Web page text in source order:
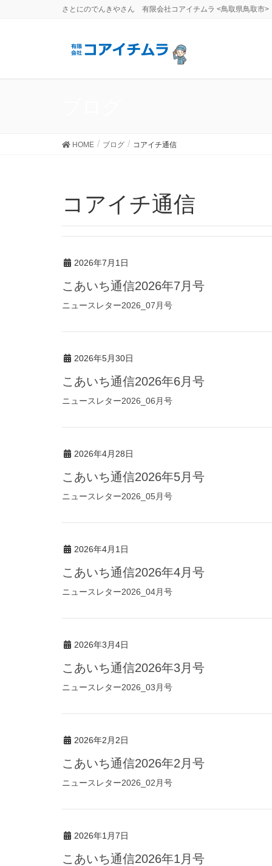
さとにのでんきやさん 有限会社コアイチムラ <鳥取県鳥取市>
HOME ブログ コアイチ通信
コアイチ通信
2026年7月1日
こあいち通信2026年7月号
ニュースレター2026_07月号
2026年5月30日
こあいち通信2026年6月号
ニュースレター2026_06月号
2026年4月28日
こあいち通信2026年5月号
ニュースレター2026_05月号
2026年4月1日
こあいち通信2026年4月号
ニュースレター2026_04月号
2026年3月4日
こあいち通信2026年3月号
ニュースレター2026_03月号
2026年2月2日
こあいち通信2026年2月号
ニュースレター2026_02月号
2026年1月7日
こあいち通信2026年1月号